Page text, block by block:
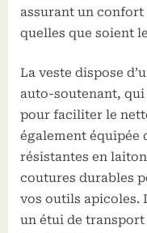
assurant un
quelles que soient
La veste dispose
auto-soutenant,
pour faciliter le
également équipée
résistantes en
coutures durables
vos outils apicoles.
un étui de